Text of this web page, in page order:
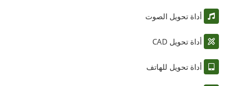
أداة تحويل الصوت
أداة تحويل CAD
أداة تحويل للهاتف